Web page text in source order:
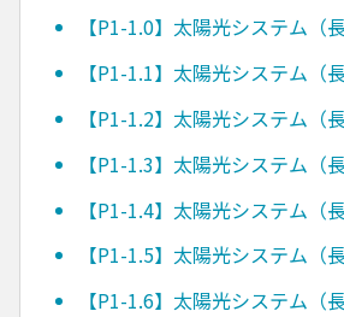
【P1-1.0】太陽光システム（
【P1-1.1】太陽光システム（
【P1-1.2】太陽光システム（
【P1-1.3】太陽光システム（
【P1-1.4】太陽光システム（
【P1-1.5】太陽光システム（
【P1-1.6】太陽光システム（